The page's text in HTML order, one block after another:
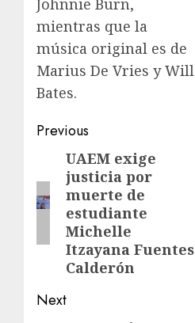
Johnnie Burn,
mientras que la
música original es de
Marius De Vries y Will
Bates.
Previous
UAEM exige
justicia por
muerte de
estudiante
Michelle
Itzayana Fuentes
Calderón
Next